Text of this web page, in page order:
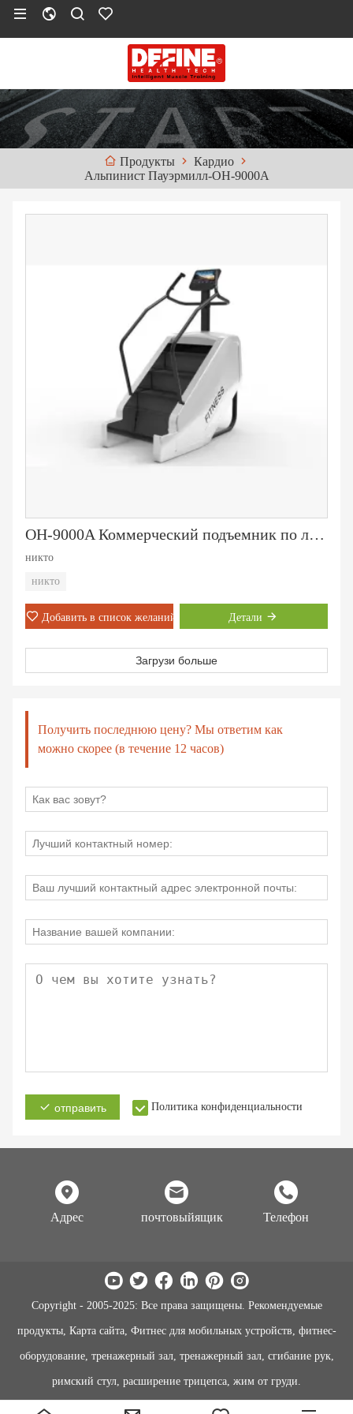
Продукты
Кардио
Альпинист Пауэрмилл-ОН-9000A
ОН-9000A Коммерческий подъемник по лестнице
никто
никто
Добавить в список желаний Детали
Загрузи больше
Получить последнюю цену? Мы ответим как
можно скорее (в течение 12 часов)
отправить Политика конфиденциальности
Адрес почтовыйящик Телефон
Copyright - 2005-2025: Все права защищены. Рекомендуемые
продукты, Карта сайта, Фитнес для мобильных устройств, фитнес-
оборудование, тренажерный зал, тренажерный зал, сгибание рук,
римский стул, расширение трицепса, жим от груди.